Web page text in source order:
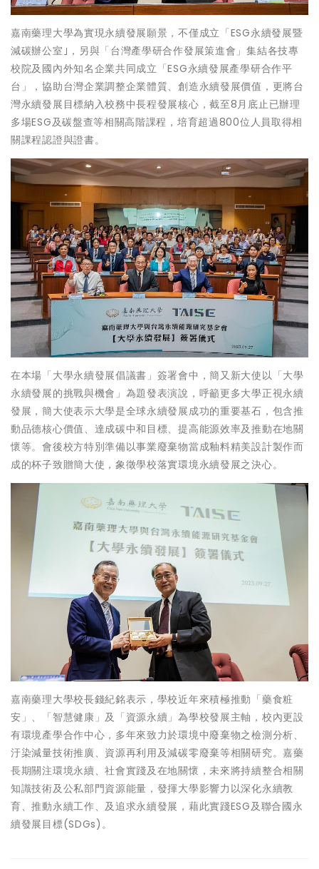
嘉南藥理大學為實現永續發展願景，不僅成立「ESG永續發展暨
減碳辦公室｣，另與「台灣產學研合作發展策進會」集結各技專
校院及國內外知名企業共同成立「ESG永續發展產學研合作平
台」，協助台灣企業調整企業體質、創造永續發展價值，更將台
灣永續發展目標納入校務中長程發展核心，截至8月底止已辦理
多場ESG及碳盤查等相關高階課程，培育超過800位人員取得相
關課程認證與證書。
在本場「大學永續發展倡議書」簽署會中，簡又新大使以「大學
永續發展的挑戰與機會」為題發表演說，呼籲更多大學正視永續
發展，簡大使表示大學是全球永續發展成功的重要基石，包含推
動品德核心價值、達成碳中和目標、提高能源效率及推動在地關
懷等。會後校方特別準備以事業廢棄物當成釉料精美設計製作而
成的杯子致贈簡大使，象徵學校落實環境永續發展之決心。
嘉南藥理大學校長錢紀銘表示，學校近年來積極推動「藥食粧
安」、「智慧健康」及「資源永續」為學校發展主軸，校內更設
有環境產學合作中心，多年來致力於環境中廢棄物之檢測分析、
汙染減量技術推廣、資源再利用及減碳零廢棄等相關研究。嘉藥
長期關注環境永續、社會實踐及在地關懷，未來將持續整合相關
知識技術及公私部門資源能量，發揮大學影響力以深化永續教
育、推動永續工作、及追求永續發展，藉此實踐ESG及聯合國永
續發展目標(SDGs)。